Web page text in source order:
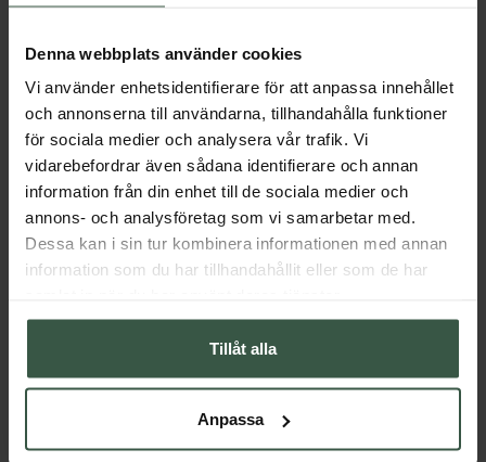
Denna webbplats använder cookies
Vi använder enhetsidentifierare för att anpassa innehållet
och annonserna till användarna, tillhandahålla funktioner
för sociala medier och analysera vår trafik. Vi
vidarebefordrar även sådana identifierare och annan
information från din enhet till de sociala medier och
annons- och analysföretag som vi samarbetar med.
Dessa kan i sin tur kombinera informationen med annan
information som du har tillhandahållit eller som de har
Tillåt alla
Anpassa
Du har sett 12 av 12 produkter